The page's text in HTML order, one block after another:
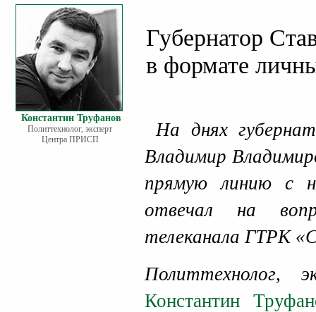
Константин Труфанов
Политтехнолог, эксперт
Центра ПРИСП
Губернатор
в формате
На днях
Владимир
прямую линию с
отвечал на
телеканала ГТРК
Политтехнолог,
Константин